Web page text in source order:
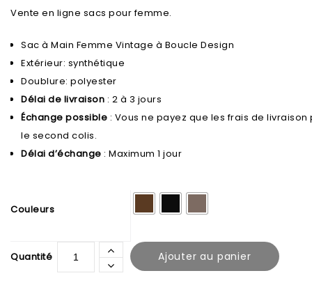
Vente en ligne sacs pour femme.
Sac à Main Femme Vintage à Boucle Design
Extérieur: synthétique
Doublure: polyester
Délai de livraison : 2 à 3 jours
Échange possible : Vous ne payez que les frais de livraison
le second colis.
Délai d’échange : Maximum 1 jour
Couleurs
Ajouter au panier